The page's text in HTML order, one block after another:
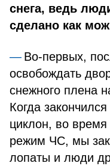
снега, ведь
сделано как
Во-первых,
освобождать
снежного плена
Когда
циклон, во время
режим ЧС, мы
лопаты и люди